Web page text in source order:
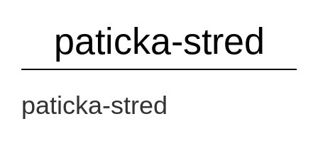
paticka-stred
paticka-stred